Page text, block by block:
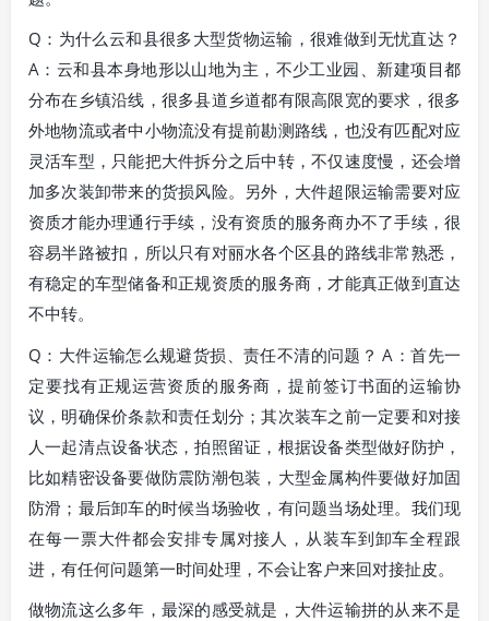
Q：为什么云和县很多大型货物运输，很难做到无忧直达？
A：云和县本身地形以山地为主，不少工业园、新建项目都
分布在乡镇沿线，很多县道乡道都有限高限宽的要求，很多
外地物流或者中小物流没有提前勘测路线，也没有匹配对应
灵活车型，只能把大件拆分之后中转，不仅速度慢，还会增
加多次装卸带来的货损风险。另外，大件超限运输需要对应
资质才能办理通行手续，没有资质的服务商办不了手续，很
容易半路被扣，所以只有对丽水各个区县的路线非常熟悉，
有稳定的车型储备和正规资质的服务商，才能真正做到直达
不中转。
Q：大件运输怎么规避货损、责任不清的问题？ A：首先一
定要找有正规运营资质的服务商，提前签订书面的运输协
议，明确保价条款和责任划分；其次装车之前一定要和对接
人一起清点设备状态，拍照留证，根据设备类型做好防护，
比如精密设备要做防震防潮包装，大型金属构件要做好加固
防滑；最后卸车的时候当场验收，有问题当场处理。我们现
在每一票大件都会安排专属对接人，从装车到卸车全程跟
进，有任何问题第一时间处理，不会让客户来回对接扯皮。
做物流这么多年，最深的感受就是，大件运输拼的从来不是